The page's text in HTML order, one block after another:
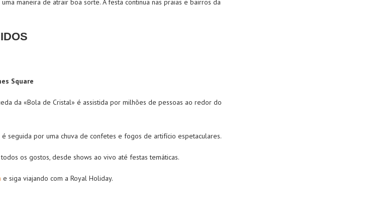
maneira de atrair boa sorte. A festa continua nas praias e bairros da
Square
da «Bola de Cristal» é assistida por milhões de pessoas ao redor do
seguida por uma chuva de confetes e fogos de artifício espetaculares.
os gostos, desde shows ao vivo até festas temáticas.
e siga viajando com a Royal Holiday.